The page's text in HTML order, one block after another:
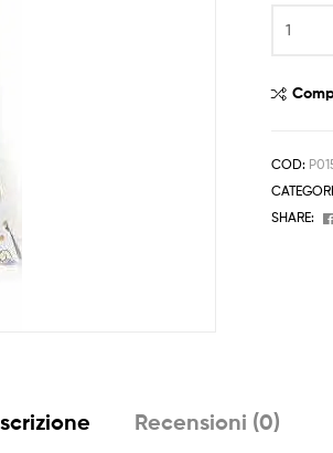
Capo
Mista
Fontane
COD:
SHARE:
Recensioni (0)